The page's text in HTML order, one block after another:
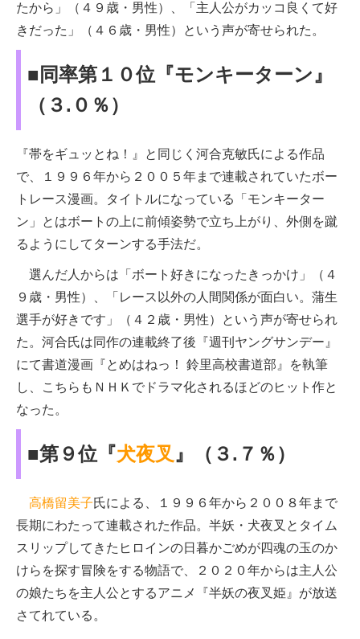
たから」（４９歳・男性）、「主人公がカッコ良くて好
きだった」（４６歳・男性）という声が寄せられた。
■同率第１０位『モンキーターン』
（３.０％）
『帯をギュッとね！』と同じく河合克敏氏による作品
で、１９９６年から２００５年まで連載されていたボー
トレース漫画。タイトルになっている「モンキーター
ン」とはボートの上に前傾姿勢で立ち上がり、外側を蹴
るようにしてターンする手法だ。
選んだ人からは「ボート好きになったきっかけ」（４
９歳・男性）、「レース以外の人間関係が面白い。蒲生
選手が好きです」（４２歳・男性）という声が寄せられ
た。河合氏は同作の連載終了後『週刊ヤングサンデー』
にて書道漫画『とめはねっ！ 鈴里高校書道部』を執筆
し、こちらもＮＨＫでドラマ化されるほどのヒット作と
なった。
■第９位『犬夜叉 』（３.７％）
高橋留美子氏による、１９９６年から２００８年まで
長期にわたって連載された作品。半妖・犬夜叉とタイム
スリップしてきたヒロインの日暮かごめが四魂の玉のか
けらを探す冒険をする物語で、２０２０年からは主人公
の娘たちを主人公とするアニメ『半妖の夜叉姫』が放送
さてれている。